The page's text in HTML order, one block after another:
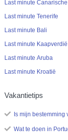
Last minute
Last minute Tenerife
Last minute Bali
Last minute Kaapverdië
Last minute Aruba
Last minute Kroatië
Vakantietips
Is mijn
Wat te doen in